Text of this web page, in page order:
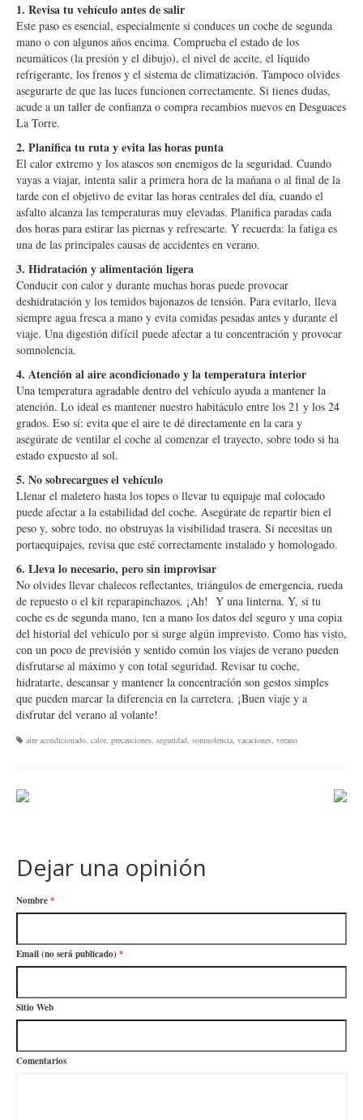
1. Revisa tu vehículo antes de salir
Este paso es esencial, especialmente si conduces un coche de segunda
mano o con algunos años encima. Comprueba el estado de los
neumáticos (la presión y el dibujo), el nivel de aceite, el líquido
refrigerante, los frenos y el sistema de climatización. Tampoco olvides
asegurarte de que las luces funcionen correctamente. Si tienes dudas,
acude a un taller de confianza o compra recambios nuevos en Desguaces
La Torre.
2. Planifica tu ruta y evita las horas punta
El calor extremo y los atascos son enemigos de la seguridad. Cuando
vayas a viajar, intenta salir a primera hora de la mañana o al final de la
tarde con el objetivo de evitar las horas centrales del día, cuando el
asfalto alcanza las temperaturas muy elevadas. Planifica paradas cada
dos horas para estirar las piernas y refrescarte. Y recuerda: la fatiga es
una de las principales causas de accidentes en verano.
3. Hidratación y alimentación ligera
Conducir con calor y durante muchas horas puede provocar
deshidratación y los temidos bajonazos de tensión. Para evitarlo, lleva
siempre agua fresca a mano y evita comidas pesadas antes y durante el
viaje. Una digestión difícil puede afectar a tu concentración y provocar
somnolencia.
4. Atención al aire acondicionado y la temperatura interior
Una temperatura agradable dentro del vehículo ayuda a mantener la
atención. Lo ideal es mantener nuestro habitáculo entre los 21 y los 24
grados. Eso sí: evita que el aire te dé directamente en la cara y
asegúrate de ventilar el coche al comenzar el trayecto, sobre todo si ha
estado expuesto al sol.
5. No sobrecargues el vehículo
Llenar el maletero hasta los topes o llevar tu equipaje mal colocado
puede afectar a la estabilidad del coche. Asegúrate de repartir bien el
peso y, sobre todo, no obstruyas la visibilidad trasera. Si necesitas un
portaequipajes, revisa que esté correctamente instalado y homologado.
6. Lleva lo necesario, pero sin improvisar
No olvides llevar chalecos reflectantes, triángulos de emergencia, rueda
de repuesto o el kit reparapinchazos. ¡Ah! Y una linterna. Y, si tu
coche es de segunda mano, ten a mano los datos del seguro y una copia
del historial del vehículo por si surge algún imprevisto. Como has visto,
con un poco de previsión y sentido común los viajes de verano pueden
disfrutarse al máximo y con total seguridad. Revisar tu coche,
hidratarte, descansar y mantener la concentración son gestos simples
que pueden marcar la diferencia en la carretera. ¡Buen viaje y a
disfrutar del verano al volante!
aire acondicionado, calor, precauciones, seguridad, somnolencia, vacaciones, verano
Dejar una opinión
Nombre*
Email (no será publicado) *
Sitio Web
Comentarios